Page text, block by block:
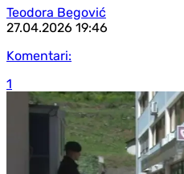
Teodora Begović
27.04.2026 19:46
Komentari:
1